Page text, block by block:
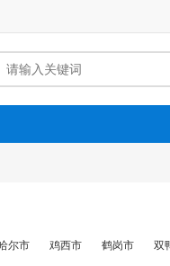
尔市 鸡西市 鹤岗市
双